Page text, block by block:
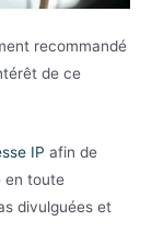
recommandé
de ce
IP afin de
en toute
divulguées et